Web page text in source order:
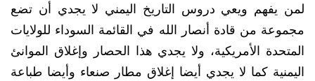
لمن يفهم ويعي دروس التاريخ اليمني لا يجدي أن تضع
مجموعة من قادة أنصار الله في القائمة السوداء للولايات
المتحدة الأمريكية، ولا يجدي هذا الحصار وإغلاق الموانئ
اليمنية كما لا يجدي أيضا إغلاق مطار صنعاء وأيضا طباعة